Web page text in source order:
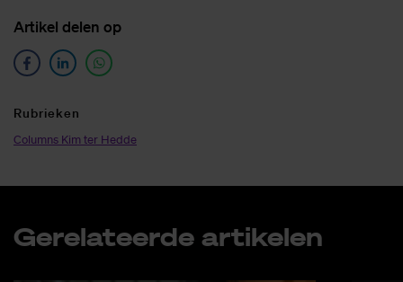
Ar­ti­kel de­len op
Ru­brie­ken
Columns Kim ter Hedde
Ge­re­la­teer­de ar­ti­ke­len